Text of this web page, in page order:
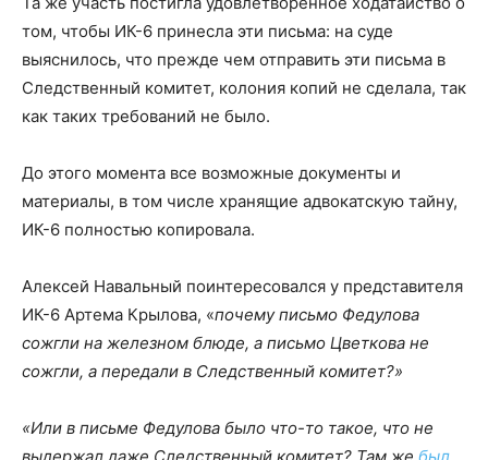
том, чтобы ИК-6 принесла эти письма: на суде
выяснилось, что прежде чем отправить эти письма в
Следственный комитет, колония копий не сделала, так
как таких требований не было.
До этого момента все возможные документы и
материалы, в том числе хранящие адвокатскую тайну,
ИК-6 полностью копировала.
Алексей Навальный поинтересовался у представителя
ИК-6 Артема Крылова, «почему письмо Федулова
сожгли на железном блюде, а письмо Цветкова не
сожгли, а передали в Следственный комитет?»
«Или в письме Федулова было что-то такое, что не